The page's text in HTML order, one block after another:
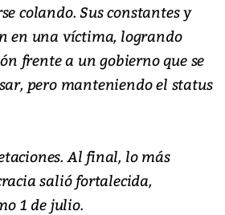
colando. Sus constantes y
en una víctima, logrando
frente a un gobierno que se
pero manteniendo el status
Al final, lo más
salió fortalecida,
1 de julio.